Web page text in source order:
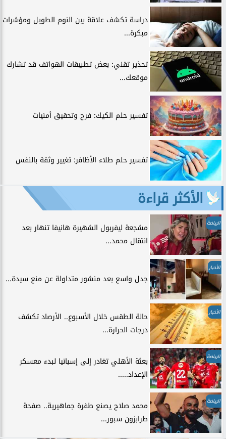
دراسة تكشف علاقة بين النوم الطويل ومؤشرات
مبكرة...
تحذير تقني: بعض تطبيقات الهواتف قد تشارك
موقعك...
تفسير حلم الكيك: فرح وتحقيق أمنيات
تفسير حلم طلاء الأظافر: تغيير وثقة بالنفس
الأكثر قراءة
الرياضة
مشجعة ليفربول الشهيرة هانيفا تنهار بعد
انتقال محمد...
الأخبار
جدل واسع بعد منشور متداولة عن منع سيدة...
الأخبار
حالة الطقس خلال الأسبوع.. الأرصاد تكشف
درجات الحرارة...
الرياضة
بعثة الأهلي تغادر إلى إسبانيا لبدء معسكر
الإعداد.....
الرياضة
محمد صلاح يصنع طفرة جماهيرية.. صفحة
طرابزون سبور...